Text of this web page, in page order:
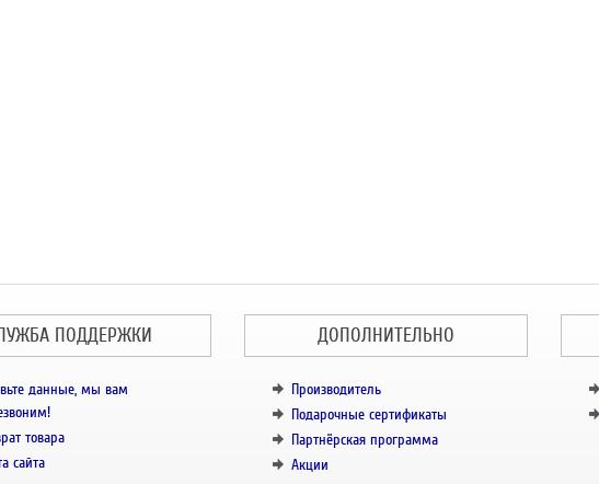
ПОДДЕРЖКИ
данные, мы вам
товара
сайта
ДОПОЛНИТЕЛЬНО
Производитель
Подарочные сертификаты
Партнёрская программа
Акции